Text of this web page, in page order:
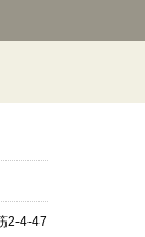
2-4-47